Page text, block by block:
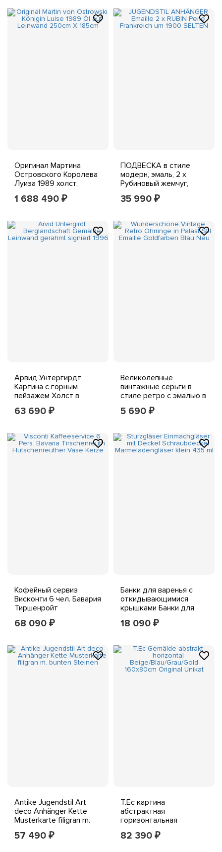
Оригинал Мартина
Островского Королева
Луиза 1989 холст,
масло, 250 см X 185 см
1 688 490 ₽
ПОДВЕСКА в стиле
модерн, эмаль, 2 x
Рубиновый жемчуг,
Франция, около 1900 г.,
редкость
35 990 ₽
Арвид Унтергирдт
Картина с горным
пейзажем Холст в
рамке подписано 1996
г.
63 690 ₽
Великолепные
винтажные серьги в
стиле ретро с эмалью в
дворцовом стиле
золотистого цвета,
5 690 ₽
Кофейный сервиз
Висконти 6 чел. Бавария
Тиршенройт
Хутшенройтер Ваза
Свеча
68 090 ₽
Банки для варенья с
откидывающимися
крышками Банки для
варенья с
завинчивающимися
банки для варенья 435
мл
18 090 ₽
Antike Jugendstil Art
deco Anhänger Kette
Musterkarte filigran m.
bunten Steinen
57 490 ₽
T.Ec картина
абстрактная
горизонтальная
бежевый/синий/серый/
золотой 160x80 см
82 390 ₽